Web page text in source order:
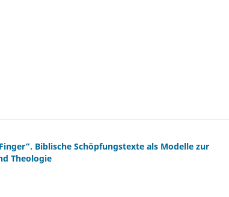
Biblische Schöpfungstexte als Modelle zur
Theologie